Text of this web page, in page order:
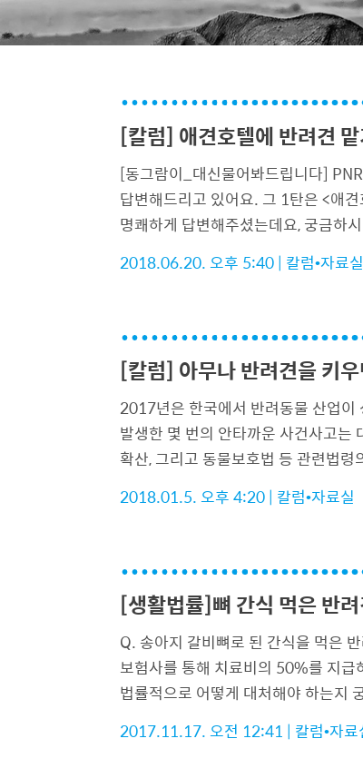
[칼럼] 애견호텔에 반려견
[동그람이_대신물어봐드립니다]
답변해드리고 있어요. 그 1탄은 <애
명쾌하게 답변해주셨는데요, 궁금하
2018.06.20. 오후 5:40| 칼럼•자료실
[칼럼] 아무나 반려견을 키
2017년은 한국에서 반려동물 산업이
발생한 몇 번의 안타까운 사건사고는
확산, 그리고 동물보호법 등 관련법
2018.01.5. 오후 4:20| 칼럼•자료실
[생활법률]뼈 간식 먹은 반
Q. 송아지 갈비뼈로 된 간식을 먹은
보험사를 통해 치료비의 50%를 지급
법률적으로 어떻게 대처해야 하는지
2017.11.17. 오전 12:41 | 칼럼•자료